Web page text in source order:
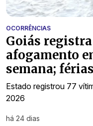
OCORRÊNCIAS
Goiás
afogamento
semana;
Estado registrou 77
2026
há 24 dias